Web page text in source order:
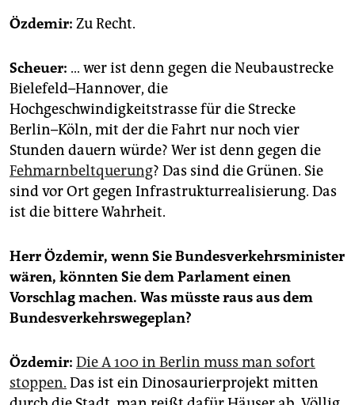
Özdemir: Zu Recht.
Scheuer: … wer ist denn gegen die Neubaustrecke
Bielefeld–Hannover, die
Hochgeschwindigkeitstrasse für die Strecke
Berlin–Köln, mit der die Fahrt nur noch vier
Stunden dauern würde? Wer ist denn gegen die
Fehmarnbeltquerung? Das sind die Grünen. Sie
sind vor Ort gegen Infrastrukturrealisierung. Das
ist die bittere Wahrheit.
Herr Özdemir, wenn Sie Bundesverkehrsminister
wären, könnten Sie dem Parlament einen
Vorschlag machen. Was müsste raus aus dem
Bundesverkehrswegeplan?
Özdemir: Die A 100 in Berlin muss man sofort
stoppen. Das ist ein Dinosaurierprojekt mitten